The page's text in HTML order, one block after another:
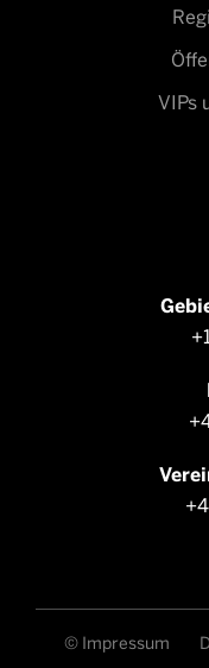
VIPs
© Impressum